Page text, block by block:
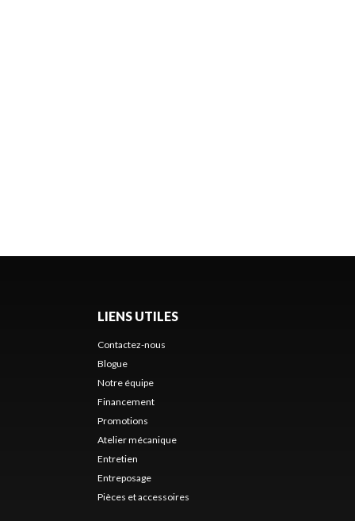
LIENS UTILES
Contactez-nous
Blogue
Notre équipe
Financement
Promotions
Atelier mécanique
Entretien
Entreposage
Pièces et accessoires